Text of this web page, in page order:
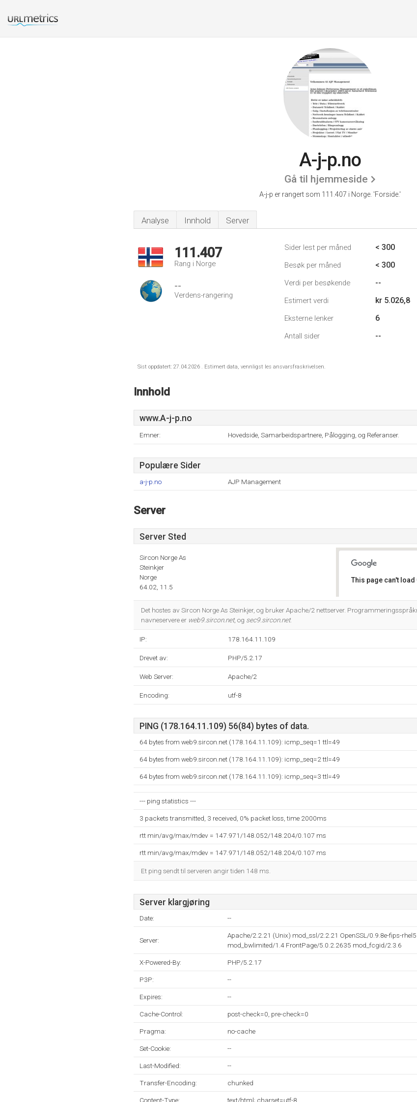
A-j-p.no
Gå til hjemmeside
A-j-p er rangert som 111.407 i Norge. 'Forside.'
Analyse Innhold Server
111.407
Rang i Norge
--
Verdens-rangering
Sider lest per måned < 300
Besøk per måned < 300
Verdi per besøkende --
Estimert verdi kr 5.026,8
Eksterne lenker 6
Antall sider --
Sist oppdatert: 27.04.2026 . Estimert data, vennligst les ansvarsfraskrivelsen.
Innhold
www.A-j-p.no
Emner: Hovedside, Samarbeidspartnere, Pålogging, og Referanser.
Populære Sider
a-j-p.no AJP Management
Server
Server Sted
Sircon Norge As
Steinkjer
Norge
64.02, 11.5
This page can't
Do you own this
Det hostes av Sircon Norge As Steinkjer, og bruker Apache/2 nettserver.
navneservere er web9.sircon.net, og sec9.sircon.net.
IP: 178.164.11.109
Drevet av: PHP/5.2.17
Web Server: Apache/2
Encoding: utf-8
PING (178.164.11.109) 56(84) bytes of data.
64 bytes from web9.sircon.net (178.164.11.109): icmp_seq=1 ttl=49
64 bytes from web9.sircon.net (178.164.11.109): icmp_seq=2 ttl=49
64 bytes from web9.sircon.net (178.164.11.109): icmp_seq=3 ttl=49
--- ping statistics ---
3 packets transmitted, 3 received, 0% packet loss, time 2000ms
rtt min/avg/max/mdev = 147.971/148.052/148.204/0.107 ms
rtt min/avg/max/mdev = 147.971/148.052/148.204/0.107 ms
Et ping sendt til serveren angir tiden 148 ms.
Server klargjøring
Date: --
Server:
Apache/2.2.21 (Unix) mod_ssl/2.2.21 OpenSSL/0.9.8e-fips-
mod_bwlimited/1.4 FrontPage/5.0.2.2635 mod_fcgid/2.3.6
X-Powered-By: PHP/5.2.17
P3P: --
Expires: --
Cache-Control: post-check=0, pre-check=0
Pragma: no-cache
Set-Cookie: --
Last-Modified: --
Transfer-Encoding: chunked
Content-Type: text/html; charset=utf-8